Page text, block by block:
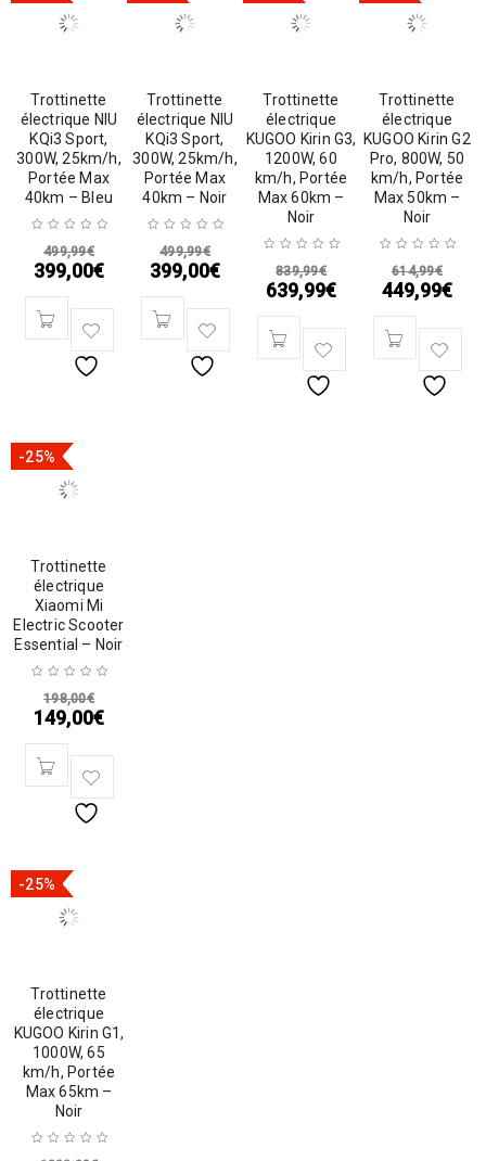
Trottinette
électrique NIU
KQi3 Sport,
300W, 25km/h,
Portée Max
40km – Bleu
499,99€
399,00€
Trottinette
électrique NIU
KQi3 Sport,
300W, 25km/h,
Portée Max
40km – Noir
499,99€
399,00€
Trottinette
électrique
KUGOO Kirin G3,
1200W, 60
km/h, Portée
Max 60km –
Noir
839,99€
639,99€
Trottinette
électrique
KUGOO Kirin G2
Pro, 800W, 50
km/h, Portée
Max 50km –
Noir
614,99€
449,99€
-25%
Trottinette
électrique
Xiaomi Mi
Electric Scooter
Essential – Noir
198,00€
149,00€
-25%
Trottinette
électrique
KUGOO Kirin G1,
1000W, 65
km/h, Portée
Max 65km –
Noir